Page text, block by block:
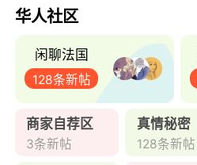
华人社区
闲聊法国
128条新帖
商家自荐区
3条新帖
真情秘密
128条新帖